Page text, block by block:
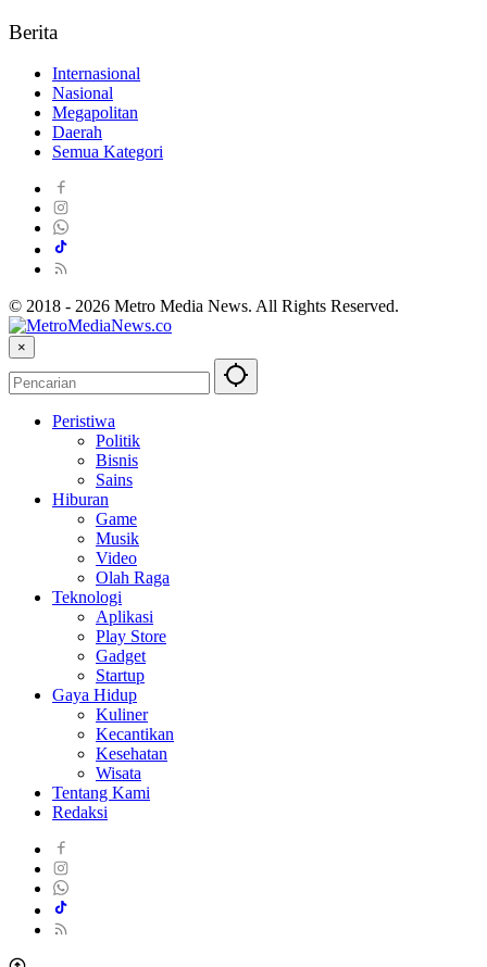
Berita
Internasional
Nasional
Megapolitan
Daerah
Semua Kategori
© 2018 - 2026 Metro Media News. All Rights Reserved.
×
Peristiwa
Politik
Bisnis
Sains
Hiburan
Game
Musik
Video
Olah Raga
Teknologi
Aplikasi
Play Store
Gadget
Startup
Gaya Hidup
Kuliner
Kecantikan
Kesehatan
Wisata
Tentang Kami
Redaksi